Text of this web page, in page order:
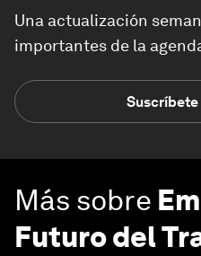
Una actualización
importantes de la
Suscríbete
Más sobre
Futuro del